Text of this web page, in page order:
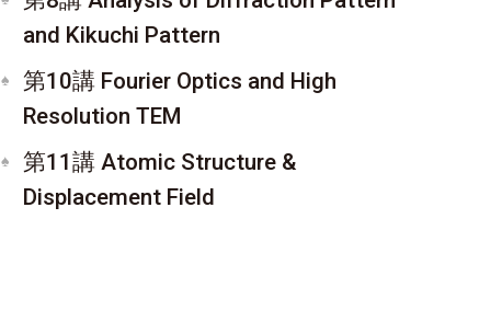
and Kikuchi Pattern
第10講 Fourier Optics and High
Resolution TEM
第11講 Atomic Structure &
Displacement Field